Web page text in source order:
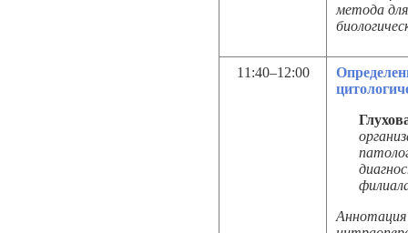
метода
11:40–12:00
Аннотация